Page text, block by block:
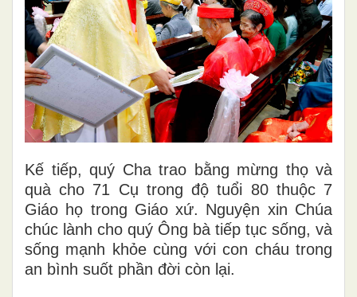
Kế tiếp, quý Cha trao bằng mừng thọ và
quà cho 71 Cụ trong độ tuổi 80 thuộc 7
Giáo họ trong Giáo xứ. Nguyện xin Chúa
chúc lành cho quý Ông bà tiếp tục sống, và
sống mạnh khỏe cùng với con cháu trong
an bình suốt phần đời còn lại.